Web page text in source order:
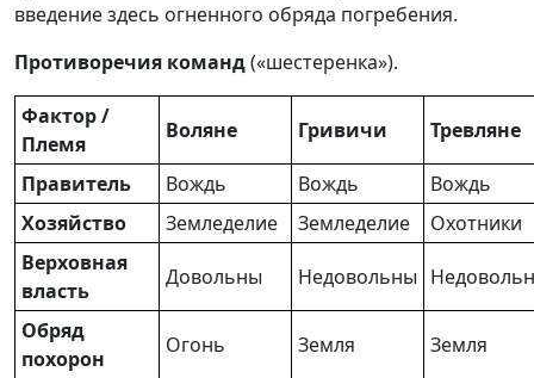
введение здесь огненного обряда погребения.
Противоречия команд(«шестеренка»).
Фактор /
Племя
Воляне Гривичи Тревляне
Правитель Вождь Вождь
Вождь
Хозяйство
Земледелие Земледелие
Охотники
Верховная
власть
Довольны Недовольны
Обряд
похорон
Огонь Земля Земля